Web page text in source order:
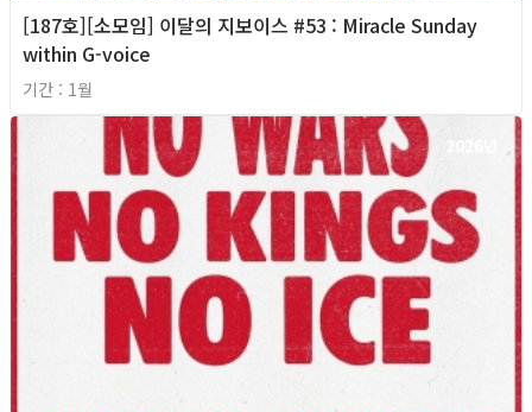
[187호][소모임] 이달의 지보이스 #53 : Miracle Sunday
within G-voice
기간 : 1월
2026년